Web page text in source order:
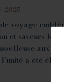
2025
voyage
et saveurs
aux
a été élue